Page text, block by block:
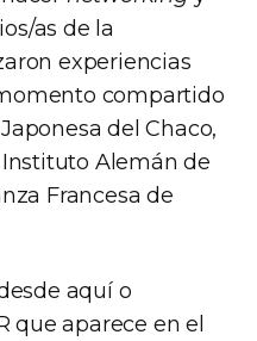
as de la
experiencias
compartido
del Chaco,
Alemán de
Francesa de
aquí o
que aparece en el